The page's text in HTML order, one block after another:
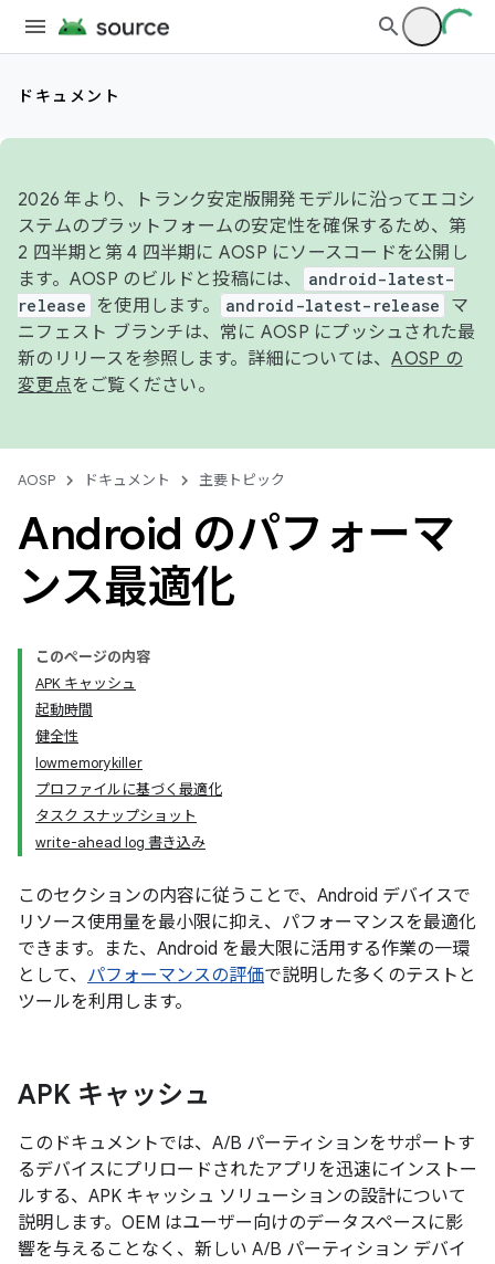
ドキュメント
2026 年より、トランク安定版開発モデルに沿ってエコシ
ステムのプラットフォームの安定性を確保するため、第
2 四半期と第 4 四半期に AOSP にソースコードを公開し
ます。AOSP のビルドと投稿には、
android-latest-
release
を使用します。 android-latest-release
マ
ニフェスト ブランチは、常に AOSP にプッシュされた最
新のリリースを参照します。詳細については、AOSP の
変更点をご覧ください。
AOSP ドキュメント 主要トピック
Android のパフォーマ
ンス最適化
このページの内容
APK キャッシュ
起動時間
健全性
lowmemorykiller
プロファイルに基づく最適化
タスク スナップショット
write-ahead log 書き込み
このセクションの内容に従うことで、Android デバイスで
リソース使用量を最小限に抑え、パフォーマンスを最適化
できます。また、Android を最大限に活用する作業の一環
として、 パフォーマンスの評価で説明した多くのテストと
ツールを利用します。
APK キャッシュ
このドキュメントでは、A/B パーティションをサポートす
るデバイスにプリロードされたアプリを迅速にインストー
ルする、APK キャッシュ ソリューションの設計について
説明します。OEM はユーザー向けのデータスペースに影
響を与えることなく、新しい A/B パーティション デバイ